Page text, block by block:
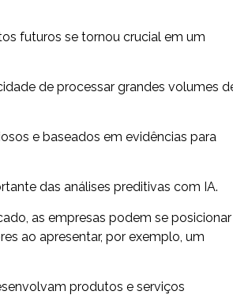
futuros se tornou crucial em um
de processar grandes volumes
e baseados em evidências para
das análises preditivas com IA.
as empresas podem se posicionar
ao apresentar, por exemplo, um
produtos e serviços